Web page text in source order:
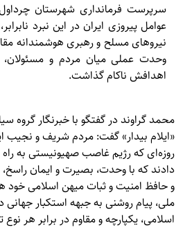
سرپرست فرمانداری شهرستان
عوامل پیروزی ایران در این نبرد
نیروهای مسلح و رهبری هوشمندانه
وحدت عملی میان مردم و
اهدافش ناکام گذاشت.
محمد گراوند در گفتگو با خبرنگار گروه
روزه‌ای که رژیم غاصب صهیونیستی به راه
دادند که با وحدت، بصیرت و ایمان راسخ،
و حافظ امنیت و ثبات میهن اسلامی خود
ملی، پیام روشنی به جبهه استکبار جهانی
اسلامی، یکپارچه و مقاوم در برابر هر